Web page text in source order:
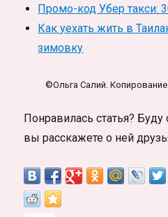
Промо-код Убер такси:
Как уехать жить в
зимовку
©Ольга Салий.
Понравилась статья? Буду
вы расскажете о ней